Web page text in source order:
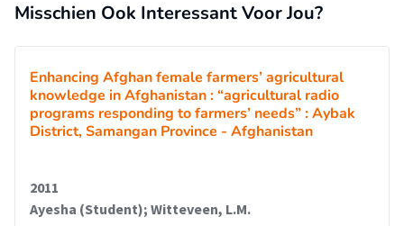
Misschien Ook Interessant Voor Jou?
Enhancing Afghan female farmers’ agricultural
knowledge in Afghanistan : “agricultural radio
programs responding to farmers’ needs” : Aybak
District, Samangan Province - Afghanistan
2011
Ayesha (Student); Witteveen, L.M.